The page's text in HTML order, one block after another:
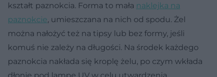
kształt paznokcia. Forma to mała naklejka na
paznokcie, umieszczana na nich od spodu. Żel
można nałożyć też na tipsy lub bez formy, jeśli
komuś nie zależy na długości. Na środek każdego
paznokcia nakłada się kroplę żelu, po czym wkłada
dłonie pod lampę UV w celu utwardzenia.